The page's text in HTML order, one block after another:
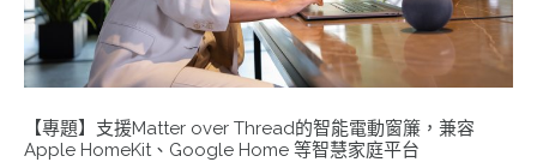
【專題】支援Matter over Thread的智能電動窗簾，兼容
Apple HomeKit、Google Home 等智慧家庭平台